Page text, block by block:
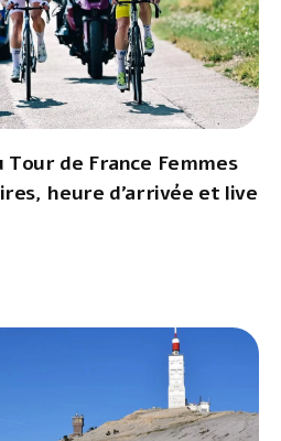
Tour de France Femmes
heure d'arrivée et live